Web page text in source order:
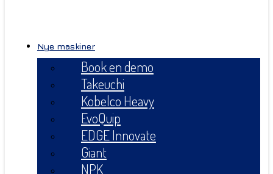
Nye maskiner
Book en demo
Takeuchi
Kobelco Heavy
EvoQuip
EDGE Innovate
Giant
NPK